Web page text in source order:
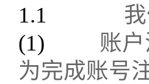
1.1
(1) 账
为完成账号